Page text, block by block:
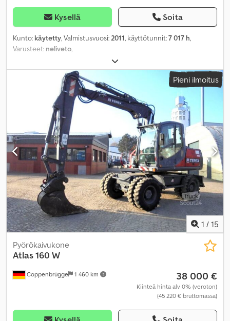
Kysellä Soita
Kunto: käytetty, Valmistusvuosi:2011, käyttötunnit:7 017 h,
Varusteet: neliveto,
Pieni ilmoitus
1 / 15
Coppenbrügge 1 460 km
Pyörökaivukone
Atlas160 W
38 000 €
Kiinteä hinta alv 0% (veroton)
(45 220 € bruttomassa)